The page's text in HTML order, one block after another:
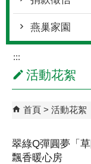
燕巢家園
:::
活動花絮
首頁 活動花絮
翠綠Q彈圓夢「
飄香暖心房